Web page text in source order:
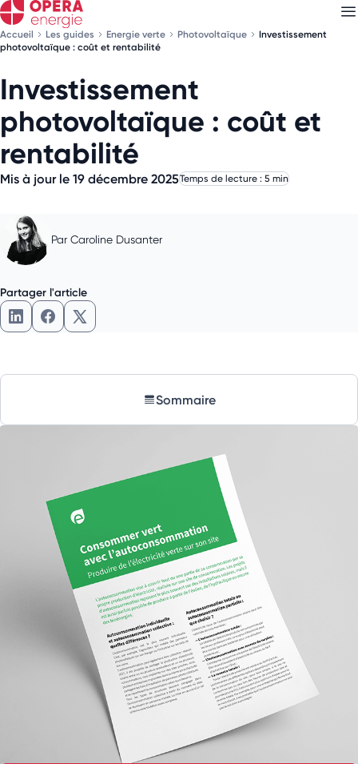
Accueil Les guides Energie verte Photovoltaïque
Investissement
photovoltaïque : coût et rentabilité
Investissement
photovoltaïque : coût et
rentabilité
Mis à jour le 19 décembre 2025Temps de lecture : 5 min
Par Caroline Dusanter
Partager l'article
Partager l'article sur LinkedIn
Partager l'article sur Facebook
Partager l'article sur X
Sommaire
Découvrez nosnewsletters
Choisissez les newsletters qui vous intéressent